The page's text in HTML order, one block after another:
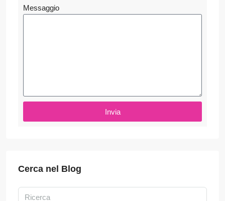
Messaggio
Invia
Cerca nel Blog